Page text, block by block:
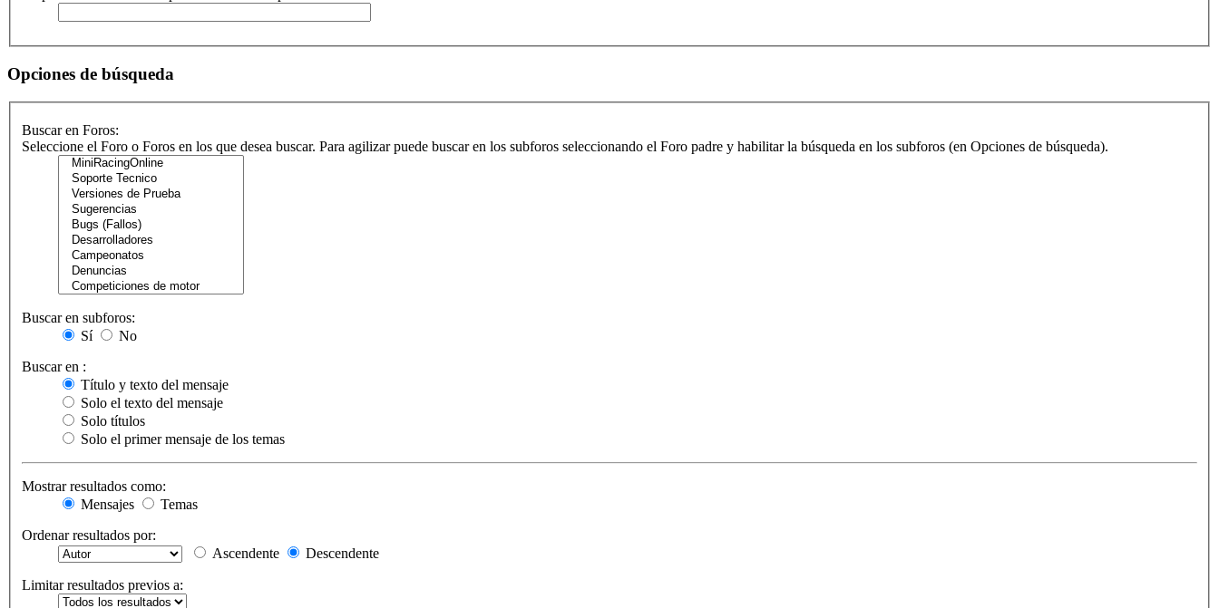
Opciones de búsqueda
Buscar en Foros:
Seleccione el Foro o Foros en los que desea buscar. Para agilizar puede buscar en los subforos seleccionando el Foro padre y habilitar la búsqueda en los subforos (en Opciones de búsqueda).
Buscar en subforos:
Sí
No
Buscar en :
Título y texto del mensaje
Solo el texto del mensaje
Solo títulos
Solo el primer mensaje de los temas
Mostrar resultados como:
Mensajes
Temas
Ordenar resultados por:
Ascendente
Descendente
Limitar resultados previos a: